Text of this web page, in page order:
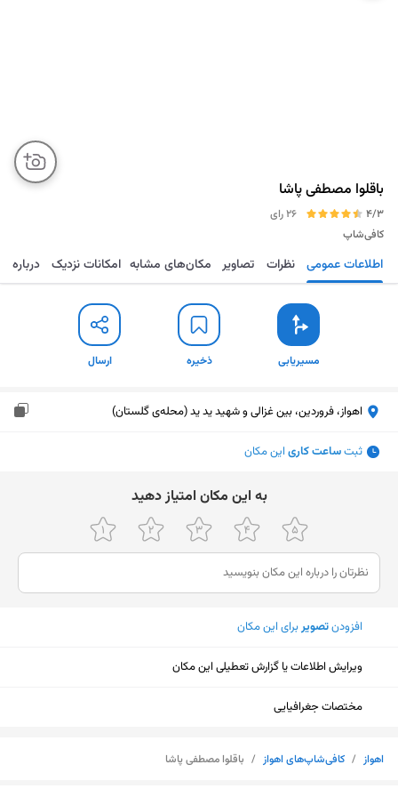
باقلوا مصطفی پاشا
4/3
26 رای
کافی‌شاپ
مسیریابی ذخیره ارسال اطلاعات عمومی نظرات تصاویر مکان‌های مشابه امکانات نزدیک درباره
مسیریابی ذخیره ارسال
اهواز، فروردین، بین غزالی و شهید ید ید (محله‌ی گلستان)
ثبتساعت کاری این مکان
ﺑﻪ اﯾﻦ ﻣﮑﺎن اﻣﺘﯿﺎز دﻫﯿﺪ
افزودنتصویربرای این مکان
ویرایش اطلاعات یا گزارش تعطیلی این مکان
مختصات جغرافیایی
اهواز / کافی‌شاپ‌های اهواز / باقلوا مصطفی پاشا